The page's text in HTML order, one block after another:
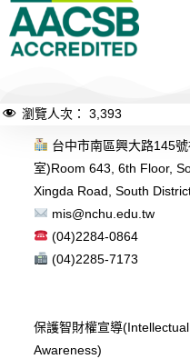
瀏覽人次： 3,393
台中市南區興大路145
室)Room 643, 6th Floor,
Xingda Road, South
mis@nchu.edu.tw
(04)2284-0864
(04)2285-7173
保護智財權宣導
Awareness)